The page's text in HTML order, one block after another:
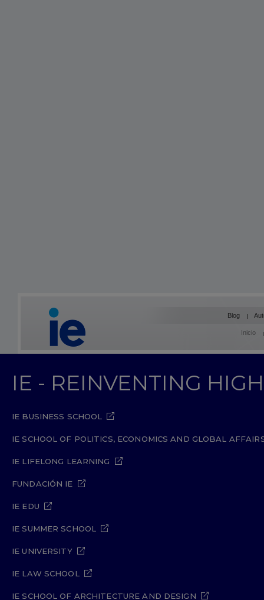
Blog
Inicio
IE - REINVENTING
IE BUSINESS SCHOOL
IE SCHOOL OF POLITICS, ECONOMICS AND GLOBAL
IE LIFELONG LEARNING
FUNDACIÓN IE
IE EDU
IE SUMMER SCHOOL
IE UNIVERSITY
IE LAW SCHOOL
IE SCHOOL OF ARCHITECTURE AND DESIGN